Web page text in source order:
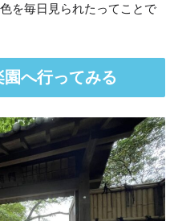
を毎日見られたってことで
園へ行ってみる